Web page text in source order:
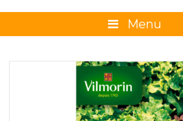
Menu
La boutique
Promotions et